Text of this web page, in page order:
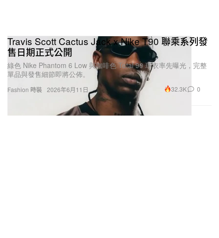
Fashion 時裝
Travis Scott Cactus Jack x Nike T90 聯乘系列發
售日期正式公開
綠色 Nike Phantom 6 Low 與咖啡色 Total 90 球衣率先曝光，完整
單品與發售細節即將公佈。
2026年6月11日 32.3K 0